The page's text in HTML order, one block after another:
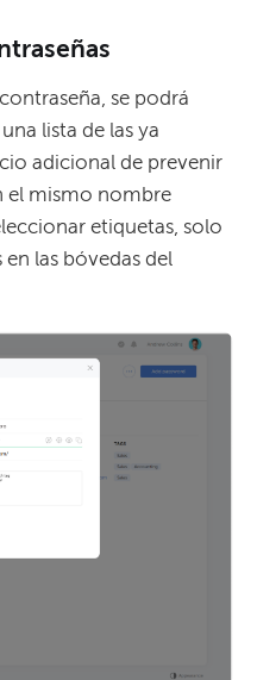
se podrá
lista de las ya
adicional de prevenir
el mismo nombre
etiquetas, solo
las bóvedas del